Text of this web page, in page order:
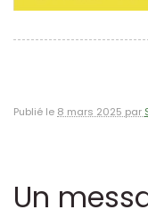
Publié le 8 mars 2025 par
Un